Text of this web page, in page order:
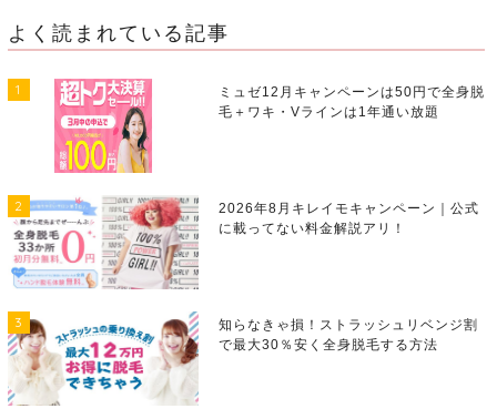
よく読まれている記事
1
ミュゼ12月キャンペーンは50円で全身脱
毛＋ワキ・Vラインは1年通い放題
2
2026年8月キレイモキャンペーン｜公式
に載ってない料金解説アリ！
3
知らなきゃ損！ストラッシュリベンジ割
で最大30％安く全身脱毛する方法